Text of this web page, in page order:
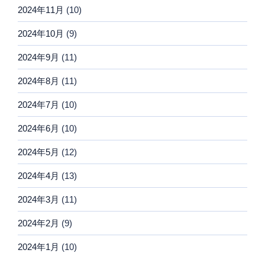
2024年11月 (10)
2024年10月 (9)
2024年9月 (11)
2024年8月 (11)
2024年7月 (10)
2024年6月 (10)
2024年5月 (12)
2024年4月 (13)
2024年3月 (11)
2024年2月 (9)
2024年1月 (10)